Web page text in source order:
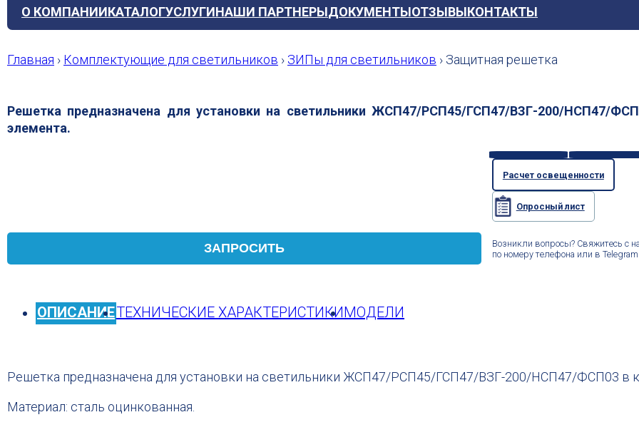
О КОМПАНИИКАТАЛОГУСЛУГИНАШИ ПАРТНЕРЫДОКУМЕНТЫОТЗЫВЫКОНТАКТЫ
Главная › Комплектующие для светильников › ЗИПы для светильников › Защитная решетка
Решетка предназначена для установки на светильники ЖСП47/РСП45/ГСП47/ВЗГ-200/НСП47/
элемента.
Расчет освещенности
Опросный лист
ЗАПРОСИТЬ
Возникли вопросы? Свяжитесь с
по номеру телефона или в Telegram
ОПИСАНИЕТЕХНИЧЕСКИЕ ХАРАКТЕРИСТИКИМОДЕЛИ
Решетка предназначена для установки на светильники ЖСП47/РСП45/ГСП47/ВЗГ-200/НСП47/ФСП03 в
Материал: сталь оцинкованная.